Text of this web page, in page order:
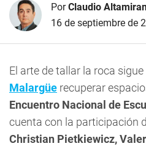
PorClaudio
16 de septiembre de
El arte de tallar la roca
Malargüe recuperar
Encuentro Nacional de
cuenta con la participación
Christian Pietkiewicz,